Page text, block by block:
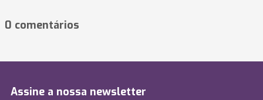
0 comentários
Assine a nossa newsletter